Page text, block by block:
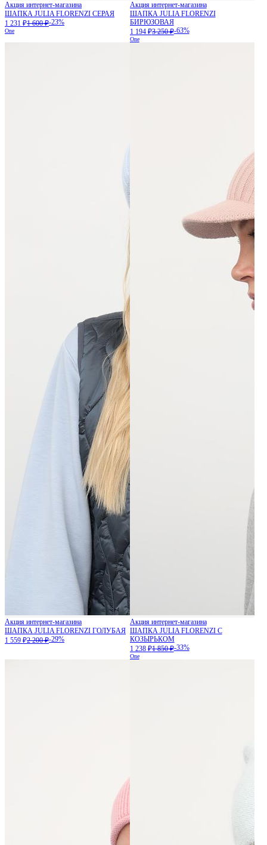
Акция интернет-магазина
ШАПКА JULIA FLORENZI СЕРАЯ
1 231 ₽1 600 ₽-23%
One
Акция интернет-магазина
ШАПКА JULIA FLORENZI
БИРЮЗОВАЯ
1 194 ₽3 250 ₽-63%
One
Акция интернет-магазина
ШАПКА JULIA FLORENZI ГОЛУБАЯ
1 559 ₽2 200 ₽-29%
Акция интернет-магазина
ШАПКА JULIA FLORENZI С
КОЗЫРЬКОМ
1 238 ₽1 850 ₽-33%
One